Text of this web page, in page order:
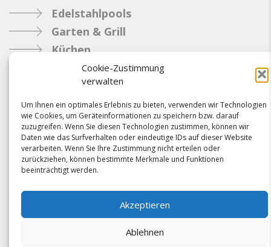
Cookie-Zustimmung
verwalten
Um Ihnen ein optimales Erlebnis zu bieten, verwenden wir Technologien
wie Cookies, um Geräteinformationen zu speichern bzw. darauf
zuzugreifen. Wenn Sie diesen Technologien zustimmen, können wir
Daten wie das Surfverhalten oder eindeutige IDs auf dieser Website
verarbeiten. Wenn Sie Ihre Zustimmung nicht erteilen oder
zurückziehen, können bestimmte Merkmale und Funktionen
beeinträchtigt werden.
Akzeptieren
Ablehnen
Edelstahlpools
Garten & Grill
Küchen
Metallbau
Industrie
Referenzen
News
Samacostyle.ch
Impressum
Kontakt
AGBs & Verbindlichkeiten